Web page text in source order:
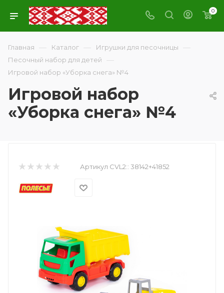
0
Главная — Каталог — Игрушки для песочницы —
Песочный набор для детей —
Игровой набор «Уборка снега» №4
Игровой набор
«Уборка снега» №4
Артикул CVL2:: 38142+41852